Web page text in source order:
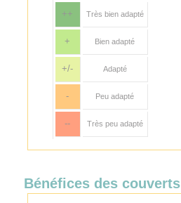
++
Très bien adapté
+ Bien adapté
+/- Adapté
- Peu adapté
-- Très peu adapté
Bénéfices des couverts